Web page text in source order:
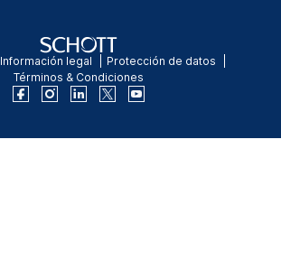
Información legal
Protección de datos
Términos & Condiciones